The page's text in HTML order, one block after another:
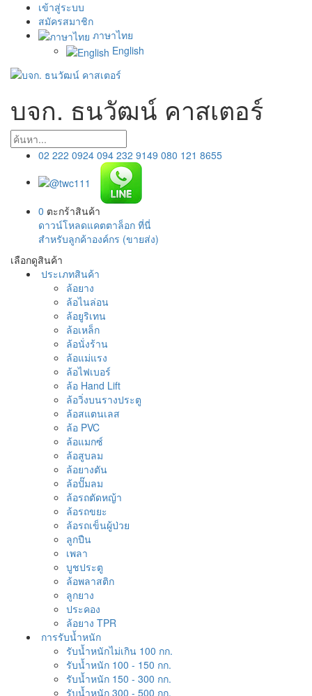
เข้าสู่ระบบ
สมัครสมาชิก
ภาษาไทย
English
บจก. ธนวัฒน์ คาสเตอร์
02 222 0924 094 232 9149 080 121 8655
0 ตะกร้าสินค้า
ดาวน์โหลดแคตตาล็อก ที่นี่
สำหรับลูกค้าองค์กร (ขายส่ง)
เลือกดูสินค้า
ประเภทสินค้า
ล้อยาง
ล้อไนล่อน
ล้อยูริเทน
ล้อเหล็ก
ล้อนั่งร้าน
ล้อแม่แรง
ล้อไฟเบอร์
ล้อ Hand Lift
ล้อวิ่งบนรางประตู
ล้อสแตนเลส
ล้อ PVC
ล้อแมกซ์
ล้อสูบลม
ล้อยางตัน
ล้อปั๊มลม
ล้อรถตัดหญ้า
ล้อรถขยะ
ล้อรถเข็นผู้ป่วย
ลูกปืน
เพลา
บูชประตู
ล้อพลาสติก
ลูกยาง
ประคอง
ล้อยาง TPR
การรับน้ำหนัก
รับน้ำหนักไม่เกิน 100 กก.
รับน้ำหนัก 100 - 150 กก.
รับน้ำหนัก 150 - 300 กก.
รับน้ำหนัก 300 - 500 กก.